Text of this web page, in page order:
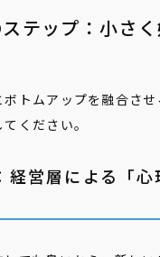
テップ：小さ
ボトムアップを融合さ
ください。
経営層による「心